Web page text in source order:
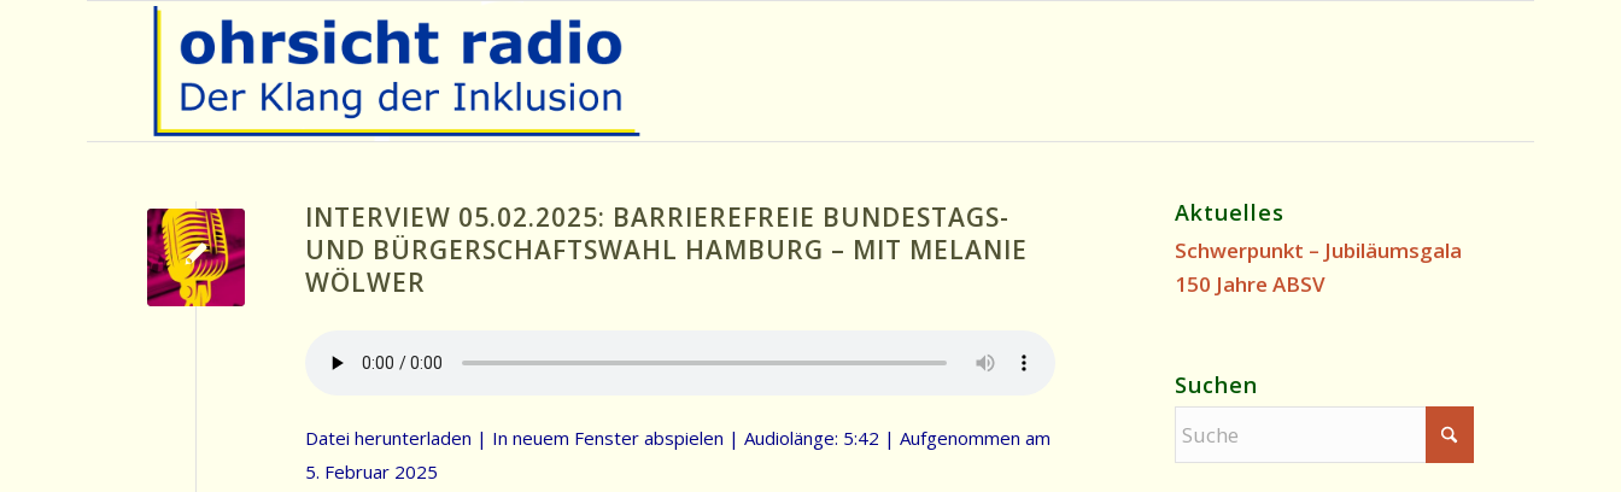
INTERVIEW 05.02.2025: BARRIEREFREIE BUNDESTAGS-
UND BÜRGERSCHAFTSWAHL HAMBURG – MIT MELANIE
WÖLWER
Datei herunterladen | In neuem Fenster abspielen | Audiolänge: 5:42 | Aufgenommen am
5. Februar 2025
Aktuelles
Schwerpunkt – Jubiläumsgala
150 Jahre ABSV
Suchen